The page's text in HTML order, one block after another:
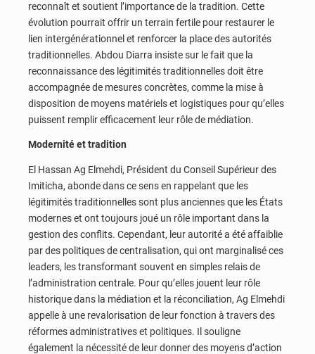
reconnaît et soutient l’importance de la tradition. Cette
évolution pourrait offrir un terrain fertile pour restaurer le
lien intergénérationnel et renforcer la place des autorités
traditionnelles. Abdou Diarra insiste sur le fait que la
reconnaissance des légitimités traditionnelles doit être
accompagnée de mesures concrètes, comme la mise à
disposition de moyens matériels et logistiques pour qu’elles
puissent remplir efficacement leur rôle de médiation.
Modernité et tradition
El Hassan Ag Elmehdi, Président du Conseil Supérieur des
Imiticha, abonde dans ce sens en rappelant que les
légitimités traditionnelles sont plus anciennes que les États
modernes et ont toujours joué un rôle important dans la
gestion des conflits. Cependant, leur autorité a été affaiblie
par des politiques de centralisation, qui ont marginalisé ces
leaders, les transformant souvent en simples relais de
l’administration centrale. Pour qu’elles jouent leur rôle
historique dans la médiation et la réconciliation, Ag Elmehdi
appelle à une revalorisation de leur fonction à travers des
réformes administratives et politiques. Il souligne
également la nécessité de leur donner des moyens d’action